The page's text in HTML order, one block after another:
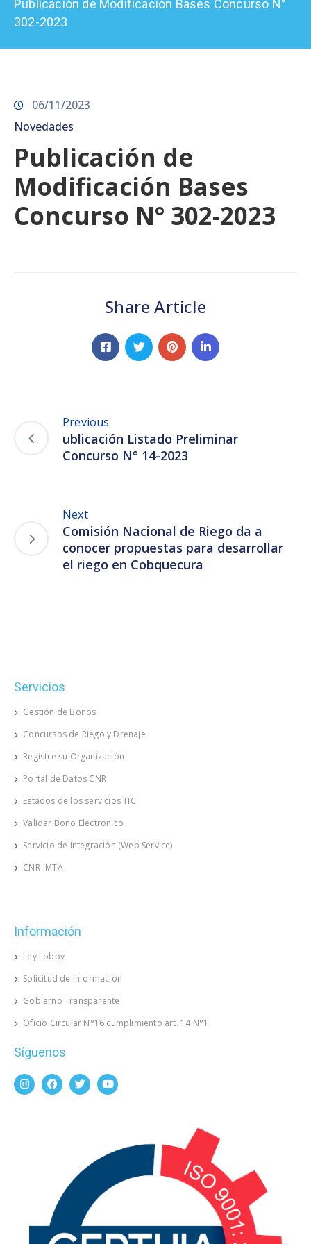
Prensa
Publicación de Modificación Bases Concurso N°
302-2023
06/11/2023
Novedades
Publicación de
Modificación Bases
Concurso N° 302-2023
Share Article
Previous
ublicación Listado Preliminar
Concurso N° 14-2023
Next
Comisión Nacional de Riego da a
conocer propuestas para desarrollar
el riego en Cobquecura
Servicios
Gestión de Bonos
Concursos de Riego y Drenaje
Registre su Organización
Portal de Datos CNR
Estados de los servicios TIC
Validar Bono Electronico
Servicio de integración (Web Service)
CNR-IMTA
Información
Ley Lobby
Solicitud de Información
Gobierno Transparente
Oficio Circular N°16 cumplimiento art. 14 N°1
Síguenos